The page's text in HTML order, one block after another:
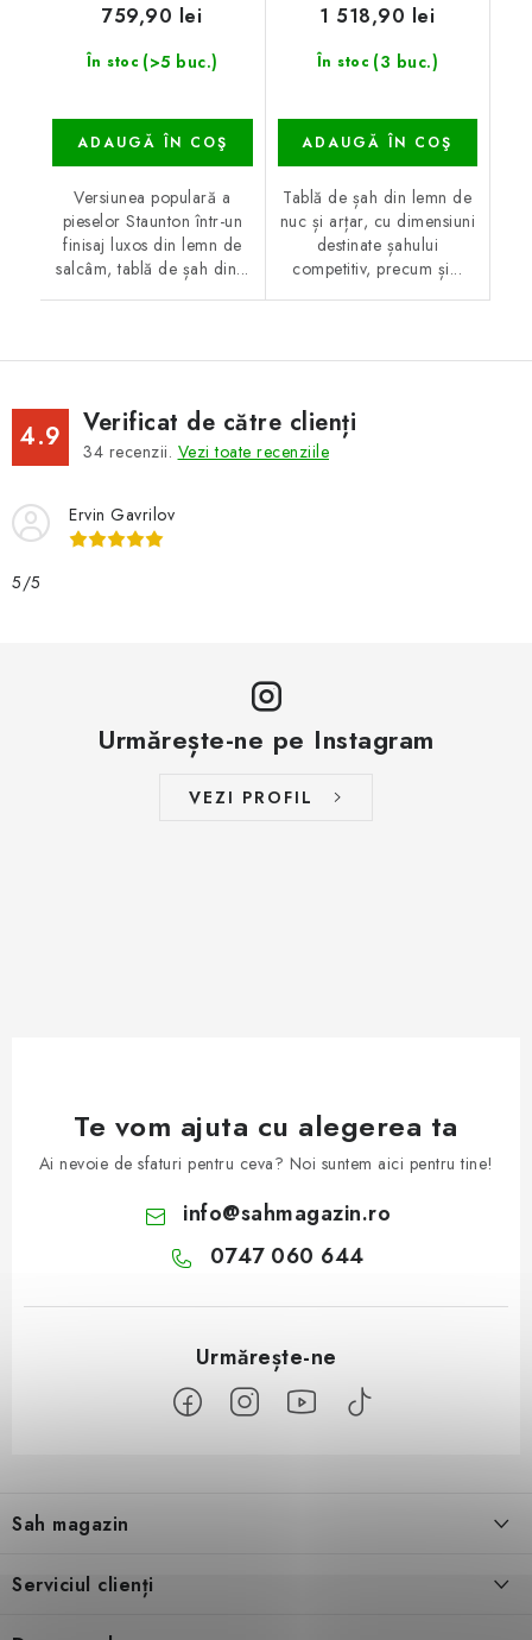
În stoc (>5 buc.)
759,90 lei
ADAUGĂ ÎN COŞ
Versiunea populară a
pieselor Staunton într-un
finisaj luxos din lemn de
salcâm, tablă de șah din...
În stoc (3 buc.)
1 518,90 lei
ADAUGĂ ÎN COŞ
Tablă de șah din lemn de
nuc și arțar, cu dimensiuni
destinate șahului
competitiv, precum și...
4.9 Verificat de către clienți
34 recenzii. Vezi toate recenziile
Ervin Gavrilov
5/5
Urmărește-ne pe Instagram
VEZI PROFIL
Te vom ajuta cu alegerea ta
Ai nevoie de sfaturi pentru ceva? Noi suntem aici pentru tine!
info@sahmagazin.ro
0747 060 644
b
o
Sah magazin
Despre noi
Serviciul clienți
Condiţii generale de vânzare